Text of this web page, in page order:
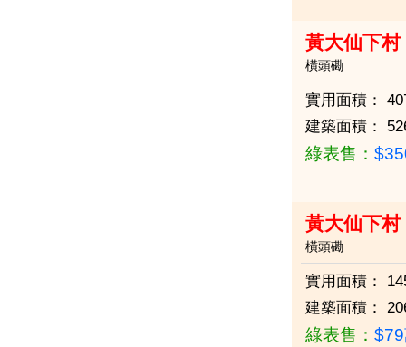
黃大仙下村
橫頭磡
實用面積：
建築面積：
綠表售：
黃大仙下村
橫頭磡
實用面積：
建築面積：
綠表售：